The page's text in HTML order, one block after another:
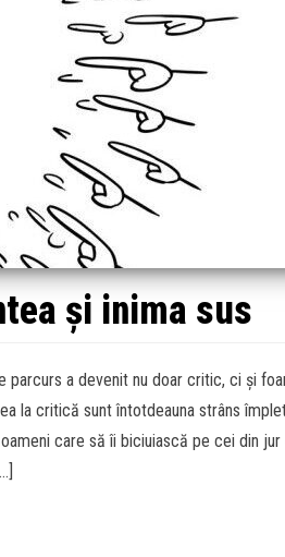
și inima sus
parcurs a devenit nu doar critic, ci și
la critică sunt întotdeauna strâns
care să îi biciuiască pe cei din jur